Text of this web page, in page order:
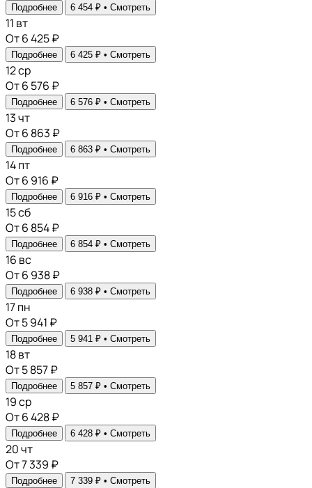
Подробнее 6 454 ₽ • Смотреть
11 вт
От 6 425 ₽
Подробнее 6 425 ₽ • Смотреть
12ср
От 6 576 ₽
Подробнее 6 576 ₽ • Смотреть
13чт
От 6 863 ₽
Подробнее 6 863 ₽ • Смотреть
14пт
От 6 916 ₽
Подробнее 6 916 ₽ • Смотреть
15сб
От 6 854 ₽
Подробнее 6 854 ₽ • Смотреть
16 вс
От 6 938 ₽
Подробнее 6 938 ₽ • Смотреть
17пн
От 5 941 ₽
Подробнее 5 941 ₽ • Смотреть
18вт
От 5 857 ₽
Подробнее 5 857 ₽ • Смотреть
19ср
От 6 428 ₽
Подробнее 6 428 ₽ • Смотреть
20чт
От 7 339 ₽
Подробнее 7 339 ₽ • Смотреть